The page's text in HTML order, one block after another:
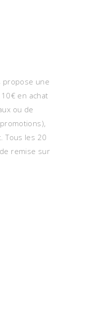
propose une
en achat
ou de
Tous les 20
remise sur